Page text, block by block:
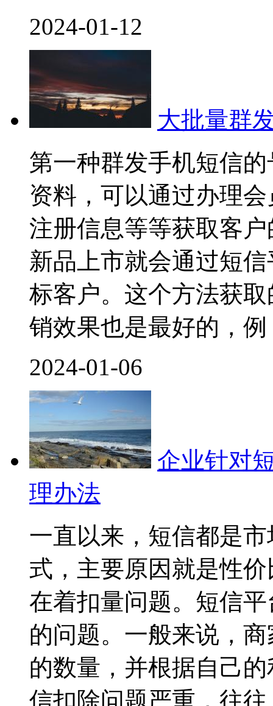
2024-01-12
大批量群
第一种群发手机短信
资料，可以通过办理
注册信息等等获取客
新品上市就会通过短
标客户。这个方法获
销效果也是最好的，例
2024-01-06
企业针对
理办法
一直以来，短信都是
式，主要原因就是性
在着扣量问题。短信
的问题。一般来说，
的数量，并根据自己
信扣除问题严重，往往